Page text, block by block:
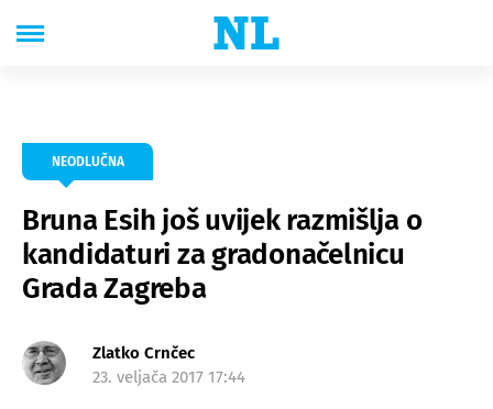
NEODLUČNA
Bruna Esih još uvijek razmišlja o
kandidaturi za gradonačelnicu
Grada Zagreba
Zlatko Crnčec
23. veljača 2017 17:44